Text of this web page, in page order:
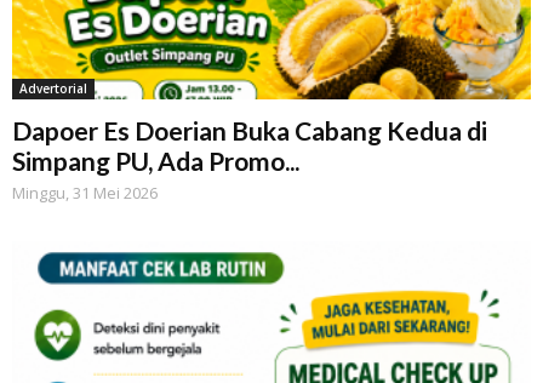
Advertorial
Dapoer Es Doerian Buka Cabang Kedua di
Simpang PU, Ada Promo...
Minggu, 31 Mei 2026